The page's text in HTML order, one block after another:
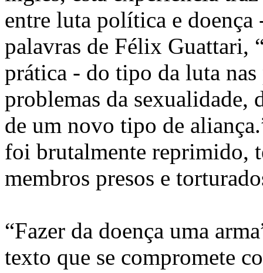
entre luta política e doença
palavras de Félix Guattari,
prática - do tipo da luta nas
problemas da sexualidade,
de um novo tipo de
foi brutalmente reprimido,
membros presos e
“Fazer da doença uma
texto que se compromete